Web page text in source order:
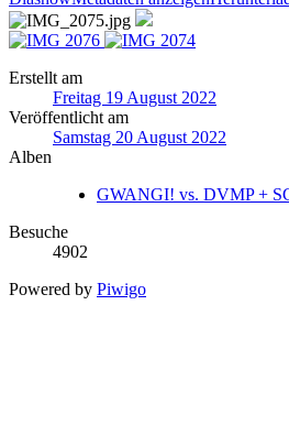
Erstellt am
Freitag 19 August 2022
Veröffentlicht am
Samstag 20 August 2022
Alben
GWANGI! vs. DVMP +
Besuche
4902
Powered by Piwigo